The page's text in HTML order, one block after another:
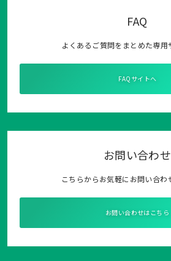
FAQ
よくあるご質問をまとめた専用
FAQサイトへ
お問い合わせ
こちらからお気軽にお問い合わ
お問い合わせはこちら